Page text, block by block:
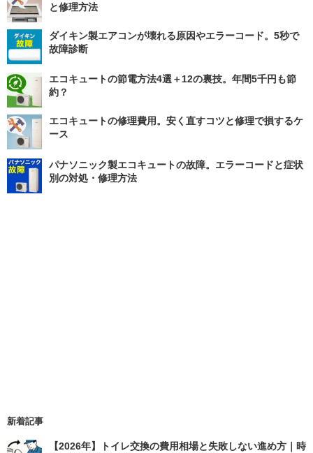
と修理方法
ダイキン製エアコンが壊れる原因やエラーコード。5秒で
故障診断
エコキュートの節電方法4選＋12の裏技。年間5千円も節
約？
エコキュートの修理費用。安く直すコツと修理で損するケ
ース
パナソニック製エコキュートの故障。エラーコードと症状
別の対処・修理方法
新着記事
【2026年】トイレ交換の費用相場と失敗しない進め方｜時